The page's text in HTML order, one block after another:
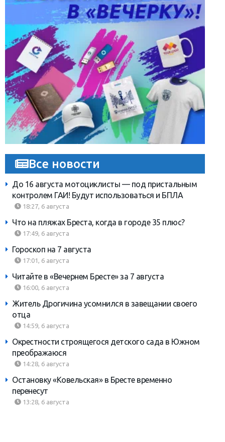
Все новости
До 16 августа мотоциклисты — под пристальным
контролем ГАИ! Будут использоваться и БПЛА
18:27, 6 августа
Что на пляжах Бреста, когда в городе 35 плюс?
17:49, 6 августа
Гороскоп на 7 августа
17:01, 6 августа
Читайте в «Вечернем Бресте» за 7 августа
16:00, 6 августа
Житель Дрогичина усомнился в завещании своего
отца
14:59, 6 августа
Окрестности строящегося детского сада в Южном
преображаюся
14:28, 6 августа
Остановку «Ковельская» в Бресте временно
перенесут
13:28, 6 августа